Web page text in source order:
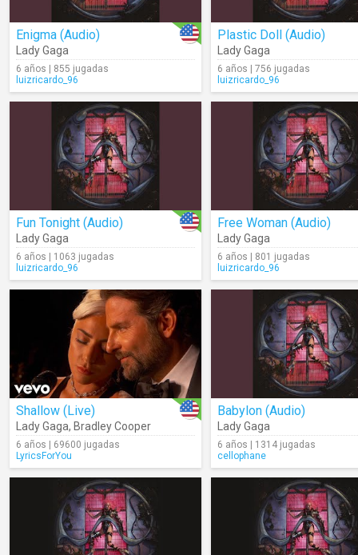
Enigma (Audio)
Lady Gaga
6 años | 855 jugadas
luizricardo_96
Plastic Doll (Audio)
Lady Gaga
6 años | 756 jugadas
luizricardo_96
Fun Tonight (Audio)
Lady Gaga
6 años | 1063 jugadas
luizricardo_96
Free Woman (Audio)
Lady Gaga
6 años | 801 jugadas
luizricardo_96
Shallow (Live)
Lady Gaga, Bradley Cooper
6 años | 69600 jugadas
LyricsForYou
Babylon (Audio)
Lady Gaga
6 años | 1314 jugadas
cellophane